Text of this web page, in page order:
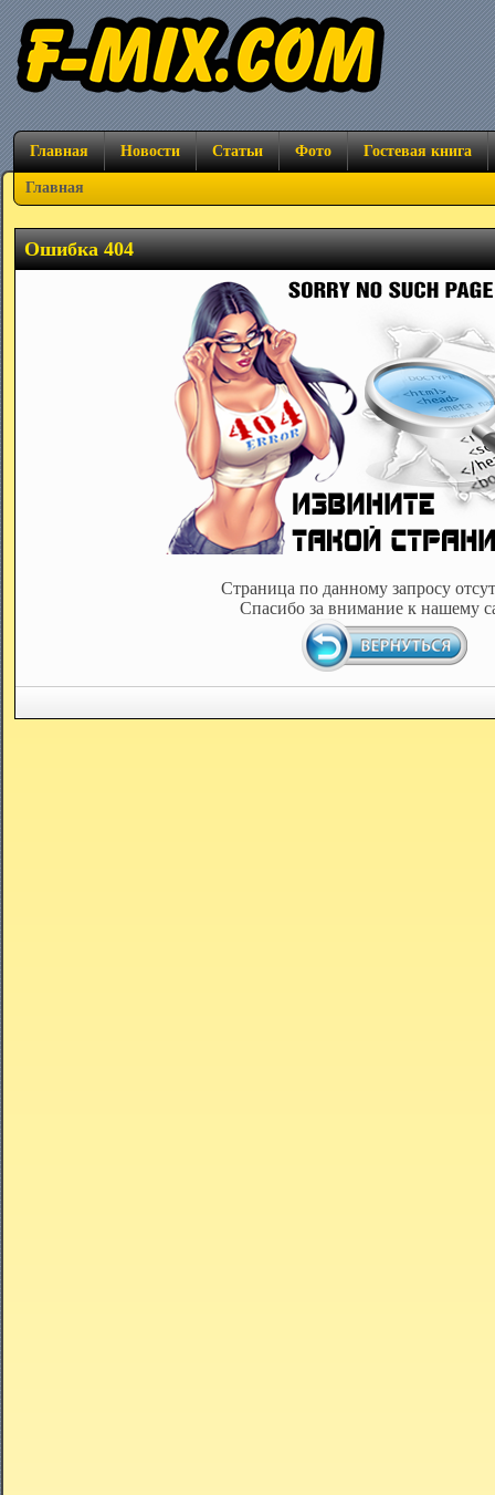
Главная Новости Статьи Фото Гостевая книга
Главная
Ошибка 404
Страница по данному запросу
Спасибо за внимание к нашему